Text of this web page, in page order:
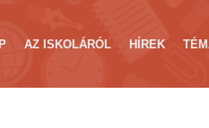
AZ ISKOLÁRÓL HÍREK